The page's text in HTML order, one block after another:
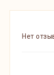
Нет